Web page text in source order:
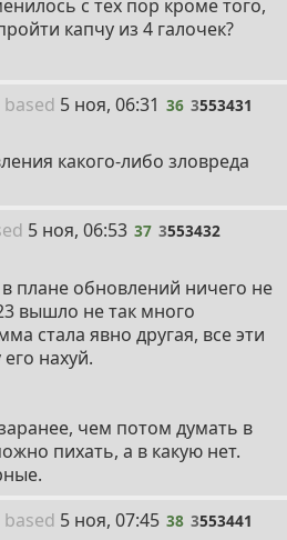
с тех пор кроме того,
капчу из 4 галочек?
based 36
5 ноя, 06:31 36 3553431
какого-либо зловреда
37
5 ноя, 06:53 37 3553432
плане обновлений ничего не
вышло не так много
стала явно другая, все эти
нахуй.
чем потом думать в
пихать, а в какую нет.
based 38
5 ноя, 07:45 38 3553441